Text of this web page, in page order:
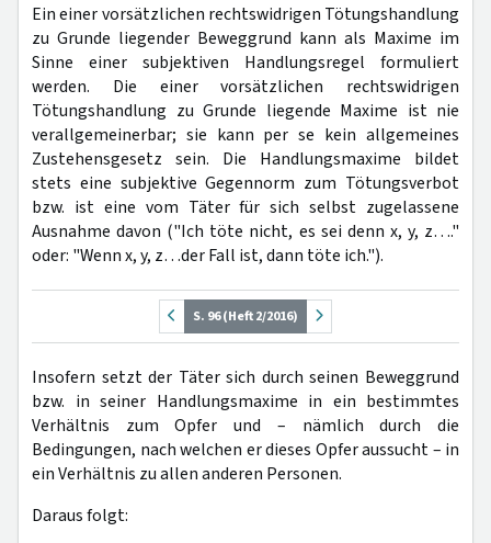
Ein einer vorsätzlichen rechtswidrigen Tötungshandlung
zu Grunde liegender Beweggrund kann als Maxime im
Sinne einer subjektiven Handlungsregel formuliert
werden. Die einer vorsätzlichen rechtswidrigen
Tötungshandlung zu Grunde liegende Maxime ist nie
verallgemeinerbar; sie kann per se kein allgemeines
Zustehensgesetz sein. Die Handlungsmaxime bildet
stets eine subjektive Gegennorm zum Tötungsverbot
bzw. ist eine vom Täter für sich selbst zugelassene
Ausnahme davon ("Ich töte nicht, es sei denn x, y, z…."
oder: "Wenn x, y, z…der Fall ist, dann töte ich.").
S. 96 (Heft 2/2016)
Insofern setzt der Täter sich durch seinen Beweggrund
bzw. in seiner Handlungsmaxime in ein bestimmtes
Verhältnis zum Opfer und – nämlich durch die
Bedingungen, nach welchen er dieses Opfer aussucht – in
ein Verhältnis zu allen anderen Personen.
Daraus folgt: